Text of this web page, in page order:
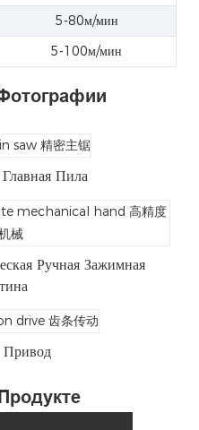
5-80м/мин
5-100м/мин
Пила
Ручная Зажимная
Привод